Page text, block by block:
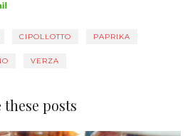
CIPOLLOTTO PAPRIKA
VERZA
posts